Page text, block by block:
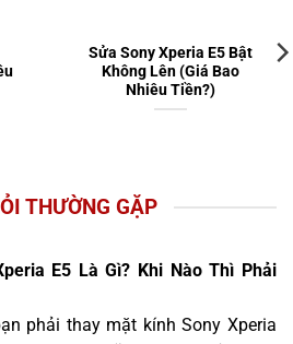
Sửa Sony Xperia E5 Bật
Không Lên (Giá Bao
Nhiêu Tiền?)
THƯỜNG GẶP
E5 Là Gì? Khi Nào Thì Phải
phải thay mặt kính Sony Xperia